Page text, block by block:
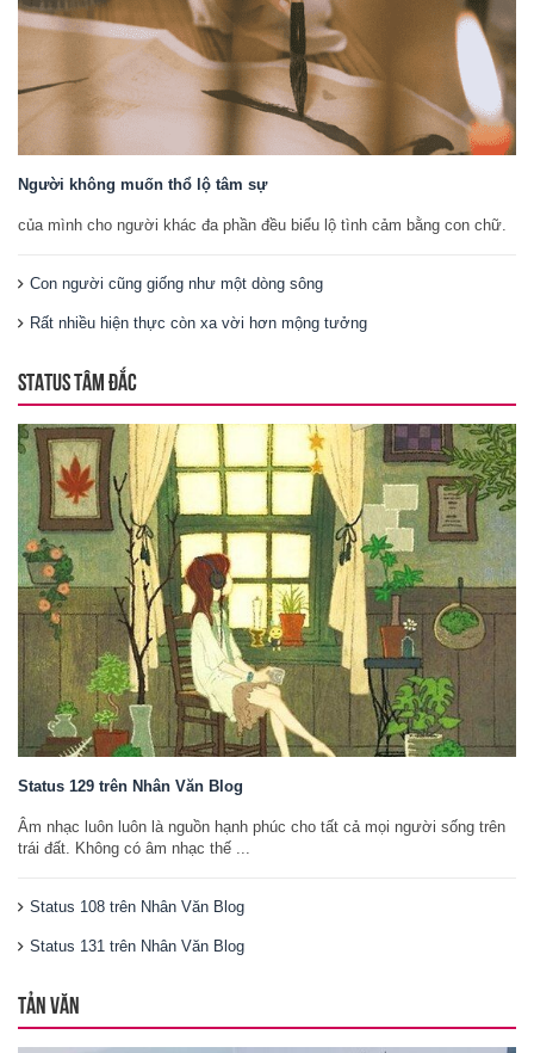
Người không muốn thổ lộ tâm sự
của mình cho người khác đa phần đều biểu lộ tình cảm bằng con chữ.
Con người cũng giống như một dòng sông
Rất nhiều hiện thực còn xa vời hơn mộng tưởng
STATUS TÂM ĐẮC
Status 129 trên Nhân Văn Blog
Âm nhạc luôn luôn là nguồn hạnh phúc cho tất cả mọi người sống trên
trái đất. Không có âm nhạc thế ...
Status 108 trên Nhân Văn Blog
Status 131 trên Nhân Văn Blog
TẢN VĂN